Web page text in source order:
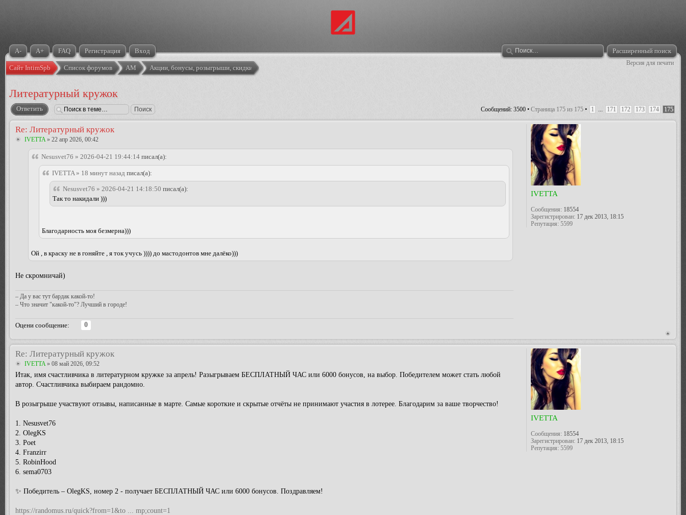
A- A+ FAQ Регистрация Вход Расширенный поиск
Версия для печати
Сайт IntimSpb Список форумов АМ Акции, бонусы, розыгрыши, скидки
Литературный кружок
Ответить Сообщений: 3500 • Страница 175 из 175 • 1 ... 171 172 173 174 175
Re: Литературный кружок
IVETTA» 22 апр 2026, 00:42
Nesusvet76 » 2026-04-21 19:44:14 писал(а):
IVETTA » 18 минут назад писал(а):
Nesusvet76 » 2026-04-21 14:18:50 писал(а):
Так то накидали )))
Благодарность моя безмерна)))
Ой , в краску не в гоняйте , я ток учусь )))) до мастодонтов мне далёко)))
Не скромничай)
– Да у вас тут бардак какой-то!
– Что значит "какой-то"? Лучший в городе!
Оцени сообщение: 0
IVETTA
Сообщения:18554
Зарегистрирован:17 дек 2013, 18:15
Репутация: 5599
Re: Литературный кружок
IVETTA » 08 май 2026, 09:52
Итак, имя счастливчика в литературном кружке за апрель! Разыгрываем БЕСПЛАТНЫЙ ЧАС или 6000 бонусов, на выбор. Победителем может стать любой
автор. Счастливчика выбираем рандомно.
В розыгрыше участвуют отзывы, написанные в марте. Самые короткие и скрытые отчёты не принимают участия в лотерее. Благодарим за ваше творчество!
1. Nesusvet76
2. OlegKS
3. Poet
4. Franzirr
5. RobinHood
6. sema0703
✨ Победитель – OlegKS, номер 2 - получает БЕСПЛАТНЫЙ ЧАС или 6000 бонусов. Поздравляем!
https://randomus.ru/quick?from=1&to ... mp;count=1
IVETTA
Сообщения:18554
Зарегистрирован:17 дек 2013, 18:15
Репутация: 5599